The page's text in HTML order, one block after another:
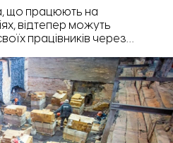
що працюють на
відтепер можуть
працівників через